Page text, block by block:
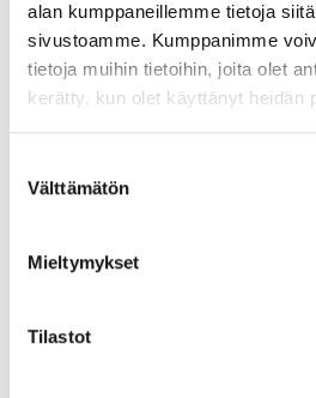
alan kumppaneillemme tietoja
sivustoamme. Kumppanimme
tietoja muihin tietoihin, joita olet
kerätty, kun olet käyttänyt heidän
valinta
Välttämätön
Mieltymykset
Tilastot
Katso myös